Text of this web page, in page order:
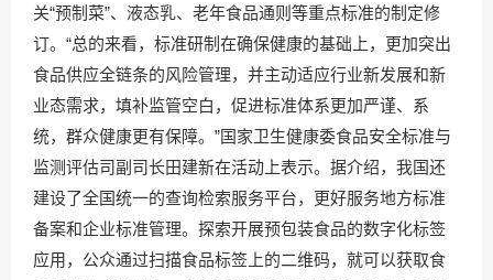
关“预制菜”、液态乳、老年食品通则等重点标准的制定修
订。“总的来看，标准研制在确保健康的基础上，更加突出
食品供应全链条的风险管理，并主动适应行业新发展和新
业态需求，填补监管空白，促进标准体系更加严谨、系
统，群众健康更有保障。”国家卫生健康委食品安全标准与
监测评估司副司长田建新在活动上表示。据介绍，我国还
建设了全国统一的查询检索服务平台，更好服务地方标准
备案和企业标准管理。探索开展预包装食品的数字化标签
应用，公众通过扫描食品标签上的二维码，就可以获取食